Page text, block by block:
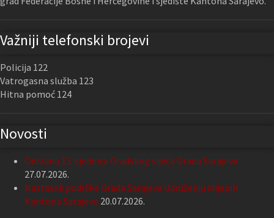
Važniji telefonski brojevi
Policija 122
Vatrogasna služba 123
Hitna pomoć 124
Novosti
Održana 13. sjednica Gradskog vijeća Grada Sarajeva
27.07.2026.
Nastavak podrške Grada Sarajeva Udruženju slijepih
Kantona Sarajevo 20.07.2026.